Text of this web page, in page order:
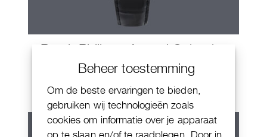
Beheer toestemming
Om de beste ervaringen te bieden,
gebruiken wij technologieën zoals
cookies om informatie over je apparaat
op te slaan en/of te raadplegen. Door in
Patek Philippe Annual Calendar
Chornograaf